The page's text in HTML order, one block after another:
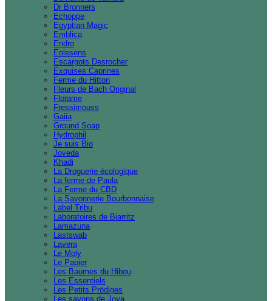
Dr Bronners
Echoppe
Egyptian Magic
Emblica
Endro
Eolesens
Escargots Desrocher
Exquises Caprines
Ferme du Hitton
Fleurs de Bach Original
Florame
Fressimouss
Gaiia
Ground Soap
Hydrophil
Je suis Bio
Joveda
Khadi
La Droguerie écologique
La ferme de Paula
La Ferme du CBD
La Savonnerie Bourbonnaise
Label Tribu
Laboratoires de Biarritz
Lamazuna
Lastswab
Lavera
Le Moly
Le Papier
Les Baumes du Hibou
Les Essentiels
Les Petits Prödiges
Les savons de Joya